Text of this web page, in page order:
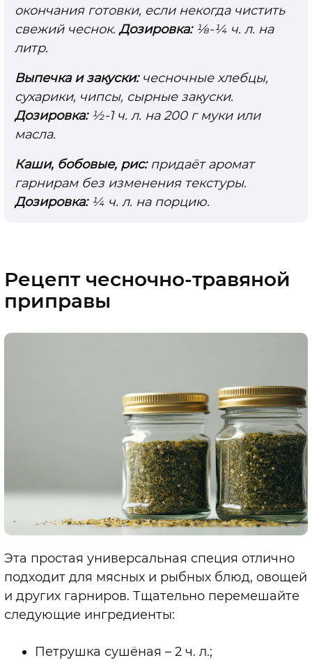
окончания готовки, если некогда чистить
свежий чеснок. Дозировка:⅛-¼ ч. л. на
литр.
Выпечка и закуски:чесночные хлебцы,
сухарики, чипсы, сырные закуски.
Дозировка:½-1 ч. л. на 200 г муки или
масла.
Каши, бобовые, рис:придаёт аромат
гарнирам без изменения текстуры.
Дозировка:¼ ч. л. на порцию.
Рецепт чесночно-травяной
приправы
Эта простая универсальная специя отлично
подходит для мясных и рыбных блюд, овощей
и других гарниров. Тщательно перемешайте
следующие ингредиенты:
Петрушка сушёная – 2 ч. л.;